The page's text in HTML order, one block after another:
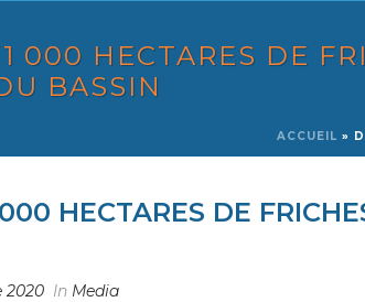
000 HECTARES DE
BASSIN
ACCUEIL »
HECTARES DE
2020 In Media